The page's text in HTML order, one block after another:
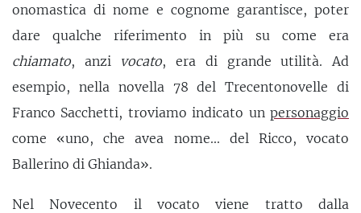
onomastica di nome e cognome garantisce, poter
dare qualche riferimento in più su come era
chiamato, anzi vocato, era di grande utilità. Ad
esempio, nella novella 78 del Trecentonovelle di
Franco Sacchetti, troviamo indicato un personaggio
come «uno, che avea nome... del Ricco, vocato
Ballerino di Ghianda».
Nel Novecento il vocato viene tratto dalla